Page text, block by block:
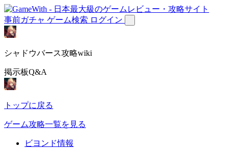
事前ガチャ ゲーム検索 ログイン
シャドウバース攻略wiki
掲示板Q&A
トップに戻る
ゲーム攻略一覧を見る
ビヨンド情報